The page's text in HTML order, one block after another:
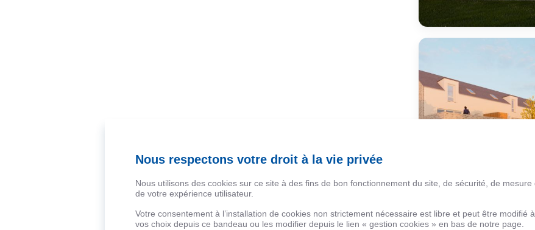
Nous respectons votre droit à la vie privée
Nous utilisons des cookies sur ce site à des fins de bon fonctionnement du site, de sécurité, de mesure
de votre expérience utilisateur.
Votre consentement à l’installation de cookies non strictement nécessaire est libre et peut être modifié
vos choix depuis ce bandeau ou les modifier depuis le lien « gestion cookies » en bas de notre page.